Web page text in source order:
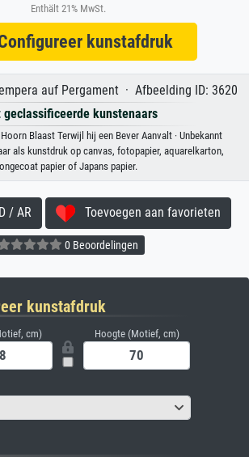
Enthält 21% MwSt.
kunstafdruk
auf Pergament · Afbeelding ID: 3620
geclassificeerde kunstenaars
Blaast Terwijl hij een Bever Aanvalt · Unbekannt
als kunstdruk op canvas, fotopapier, aquarelkarton,
ongecoat papier of Japans papier.
/ AR Toevoegen aan favorieten
0 Beoordelingen
kunstafdruk
cm) Hoogte (Motief, cm)